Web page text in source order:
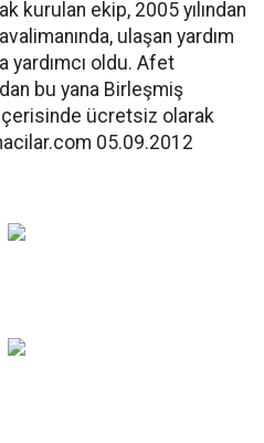
kurulan ekip, 2005 yılından
ulaşan yardım
yardımcı oldu. Afet
bu yana Birleşmiş
ücretsiz olarak
05.09.2012